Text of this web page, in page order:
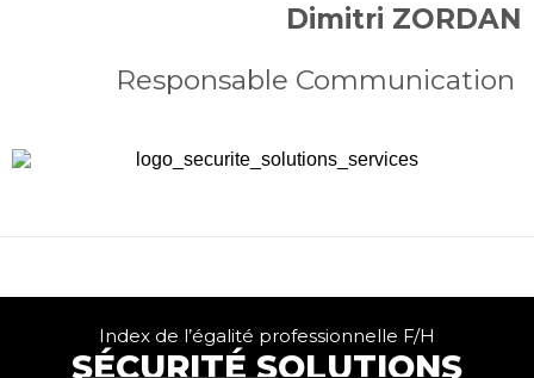
Dimitri ZORDAN
Responsable Communication
SÉCURITÉ SOLUTIONS
Index de l’égalité professionnelle F/H